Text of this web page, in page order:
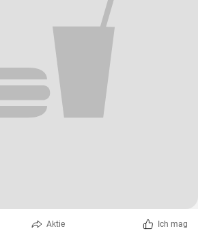
Aktie Ich mag